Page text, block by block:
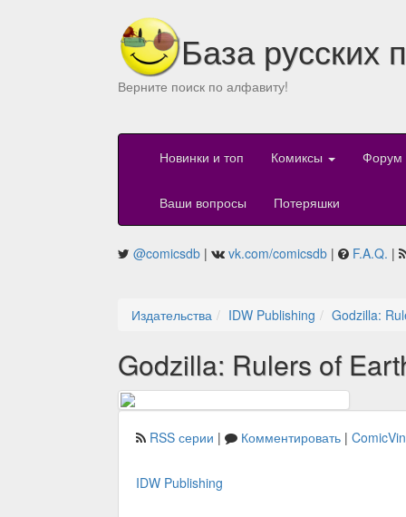
База русских
Верните поиск по алфавиту!
Новинки и топ Комиксы Форум
Ваши вопросы Потеряшки
@comicsdb | vk.com/comicsdb | F.A.Q. |
Издательства IDW Publishing Godzilla:
Godzilla: Rulers of
RSS серии | Комментировать |
IDW Publishing